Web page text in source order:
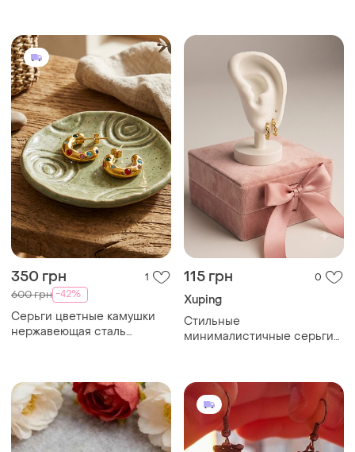
350 грн 1
600 грн -42%
Серьги цветные камушки
нержавеющая сталь
115 грн 0
Xuping
Стильные
минималистичные серьги